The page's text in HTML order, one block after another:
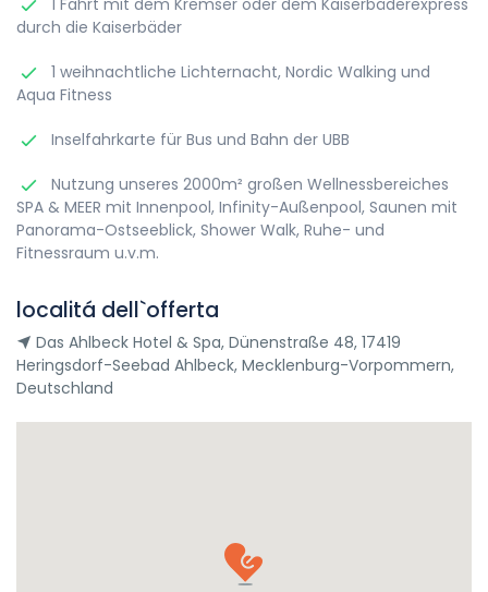
1 Fahrt mit dem Kremser oder dem Kaiserbäderexpress
durch die Kaiserbäder
1 weihnachtliche Lichternacht, Nordic Walking und
Aqua Fitness
Inselfahrkarte für Bus und Bahn der UBB
Nutzung unseres 2000m² großen Wellnessbereiches
SPA & MEER mit Innenpool, Infinity-Außenpool, Saunen mit
Panorama-Ostseeblick, Shower Walk, Ruhe- und
Fitnessraum u.v.m.
localitá dell`offerta
Das Ahlbeck Hotel & Spa, Dünenstraße 48, 17419
Heringsdorf-Seebad Ahlbeck, Mecklenburg-Vorpommern,
Deutschland